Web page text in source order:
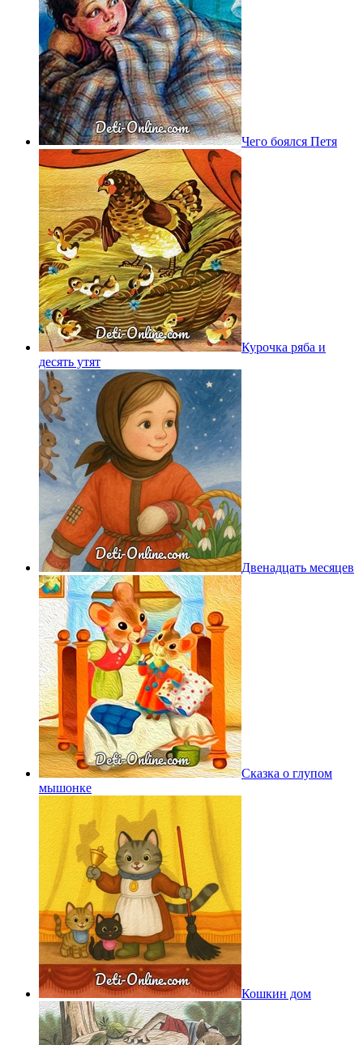
Чего боялся Петя
Курочка ряба и
десять утят
Двенадцать месяцев
Сказка о глупом
мышонке
Кошкин дом